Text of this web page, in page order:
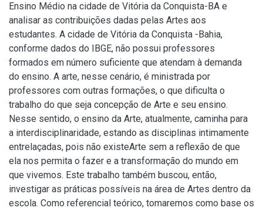
Ensino Médio na cidade de Vitória da Conquista-BA e
analisar as contribuições dadas pelas Artes aos
estudantes. A cidade de Vitória da Conquista -Bahia,
conforme dados do IBGE, não possui professores
formados em número suficiente que atendam à demanda
do ensino. A arte, nesse cenário, é ministrada por
professores com outras formações, o que dificulta o
trabalho do que seja concepção de Arte e seu ensino.
Nesse sentido, o ensino da Arte, atualmente, caminha para
a interdisciplinaridade, estando as disciplinas intimamente
entrelaçadas, pois não existeArte sem a reflexão de que
ela nos permita o fazer e a transformação do mundo em
que vivemos. Este trabalho também buscou, então,
investigar as práticas possíveis na área de Artes dentro da
escola. Como referencial teórico, tomaremos como base os